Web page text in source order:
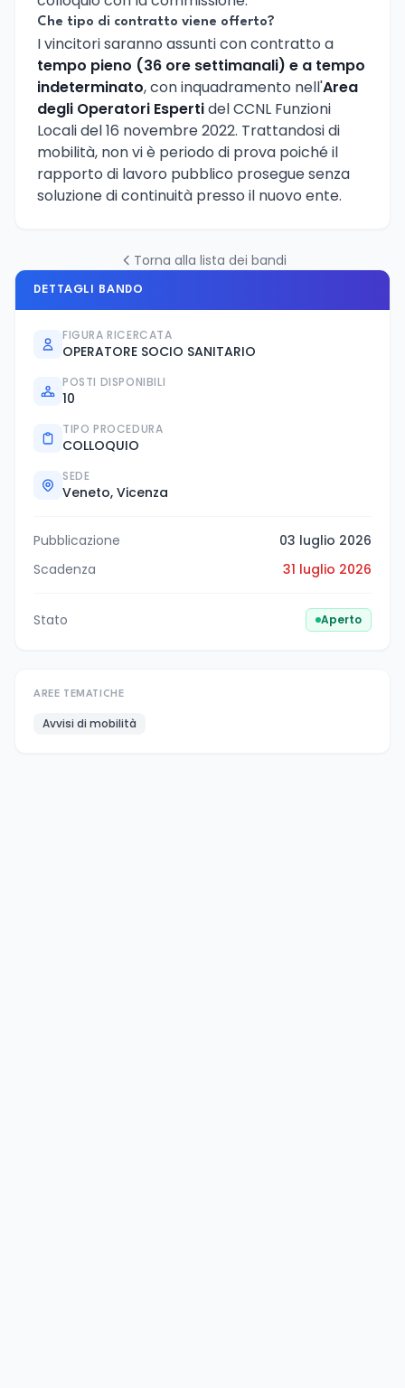
Che tipo di contratto viene offerto?
I vincitori saranno assunti con contratto a
tempo pieno (36 ore settimanali) e a tempo
indeterminato, con inquadramento nell'Area
degli Operatori Espertidel CCNL Funzioni
Locali del 16 novembre 2022. Trattandosi di
mobilità, non vi è periodo di prova poiché il
rapporto di lavoro pubblico prosegue senza
soluzione di continuità presso il nuovo ente.
Torna alla lista dei bandi
DETTAGLI BANDO
FIGURA RICERCATA
OPERATORE SOCIO SANITARIO
POSTI DISPONIBILI
10
TIPO PROCEDURA
COLLOQUIO
SEDE
Veneto, Vicenza
Pubblicazione
03 luglio 2026
Scadenza
31 luglio 2026
Stato Aperto
AREE TEMATICHE
Avvisi di mobilità